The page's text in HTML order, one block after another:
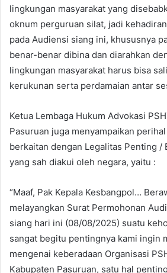
lingkungan masyarakat yang
oknum perguruan silat, jadi
pada Audiensi siang ini, khususnya
benar-benar dibina dan diarahkan
lingkungan masyarakat harus bisa
kerukunan serta perdamaian antar
Ketua Lembaga Hukum Advokasi
Pasuruan juga menyampaikan
berkaitan dengan Legalitas Penting /
yang sah diakui oleh negara, yaitu :
“Maaf, Pak Kepala Kesbangpol…
melayangkan Surat Permohonan
siang hari ini (08/08/2025) suatu
sangat begitu pentingnya kami ingin
mengenai keberadaan Organisasi
Kabupaten Pasuruan, satu hal